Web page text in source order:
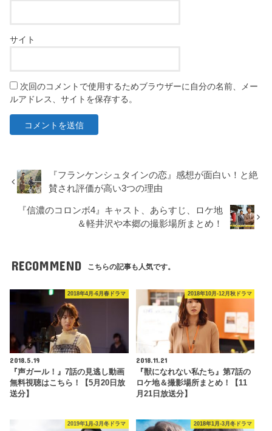
サイト
次回のコメントで使用するためブラウザーに自分の名前、メー
ルアドレス、サイトを保存する。
『フランケンシュタインの恋』感想が面白い！と絶
賛され評価が高い3つの理由
『信濃のコロンボ4』キャスト、あらすじ、ロケ地
＆軽井沢や本郷の撮影場所まとめ！
RECOMMEND こちらの記事も人気です。
2018年4月-6月春ドラマ
2018.5.19
『声ガール！』7話の見逃し動画
無料視聴はこちら！【5月20日放
送分】
2018年10月-12月秋ドラマ
2018.11.21
『獣になれない私たち』第7話の
ロケ地＆撮影場所まとめ！【11
月21日放送分】
2019年1月-3月冬ドラマ 2018年1月-3月冬ドラマ